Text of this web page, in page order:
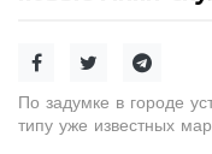
По задумке в городе
типу уже известных